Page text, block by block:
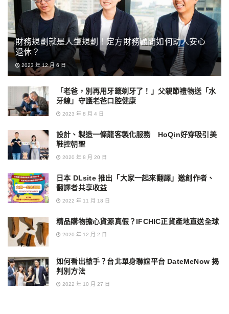
財務規劃就是人生規劃！定方財務顧問如何助人安心
退休？
2023 年 12 月 6 日
「老爸，別再用牙籤剃牙了！」父親節禮物送「水
牙線」守護老爸口腔健康
2023 年 8 月 4 日
設計、製造一條龍客製化服務 HoQin好穿吸引美
鞋控朝聖
2020 年 8 月 20 日
日本 DLsite 推出「大家一起來翻譯」邀創作者、
翻譯者共享收益
2022 年 11 月 18 日
精品購物擔心貨源真假？IFCHIC正貨產地直送全球
2020 年 12 月 2 日
如何看出槍手？台北單身聯誼平台 DateMeNow 揭
判別方法
2022 年 10 月 27 日